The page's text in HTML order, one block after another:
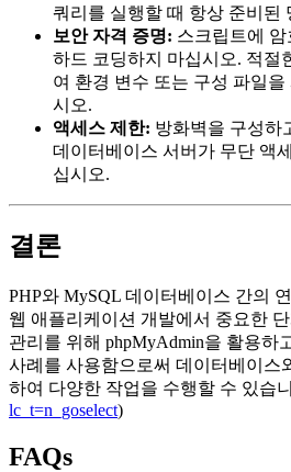
쿼리를 실행할 때 항상 준비된
보안 자격 증명: 스크립트에
하드 코딩하지 마십시오. 적절
여 환경 변수 또는 구성 파일
시오.
액세스 제한: 방화벽을 구성하
데이터베이스 서버가 무단 액
십시오.
결론
PHP와 MySQL 데이터베이스 간의
웹 애플리케이션 개발에서 중요한
관리를 위해 phpMyAdmin을 활용하
사례를 사용함으로써 데이터베이스
하여 다양한 작업을 수행할 수 있습
lc_t=n_goselect)
FAQs